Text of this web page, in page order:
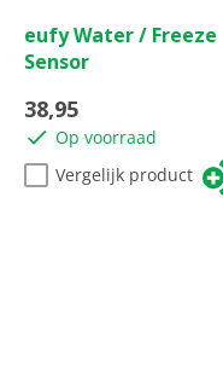
van
de
sterren.
eufy Water / Freeze
Sensor
38,95
Op voorraad
Vergelijk product